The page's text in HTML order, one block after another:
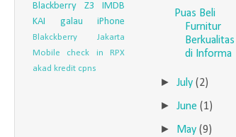
Blackberry Z3
IMDB
KAI
galau iPhone
Blakckberry Jakarta
Mobile check in
RPX
akad kredit cpns
Puas Beli
Furnitur
Berkualitas
di Informa
►July(2)
►June(1)
► May(9)